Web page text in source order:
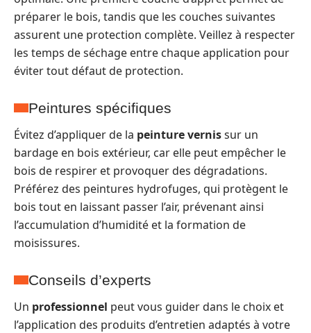
préparer le bois, tandis que les couches suivantes
assurent une protection complète. Veillez à respecter
les temps de séchage entre chaque application pour
éviter tout défaut de protection.
Peintures spécifiques
Évitez d’appliquer de la peinture vernissur un
bardage en bois extérieur, car elle peut empêcher le
bois de respirer et provoquer des dégradations.
Préférez des peintures hydrofuges, qui protègent le
bois tout en laissant passer l’air, prévenant ainsi
l’accumulation d’humidité et la formation de
moisissures.
Conseils d’experts
Un professionnel peut vous guider dans le choix et
l’application des produits d’entretien adaptés à votre